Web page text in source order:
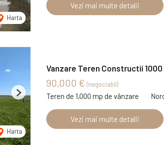
Harta
Vezi mai multe detalii
Harta
Next
Vanzare Teren Constructii
90,000 € (negociabil)
Teren de 1,000 mp de vânzare
Vezi mai multe detalii